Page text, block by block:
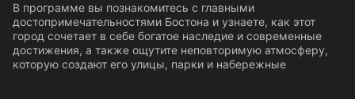
В программе вы познакомитесь с главными
достопримечательностями Бостона и узнаете, как этот
город сочетает в себе богатое наследие и современные
достижения, а также ощутите неповторимую атмосферу,
которую создают его улицы, парки и набережные